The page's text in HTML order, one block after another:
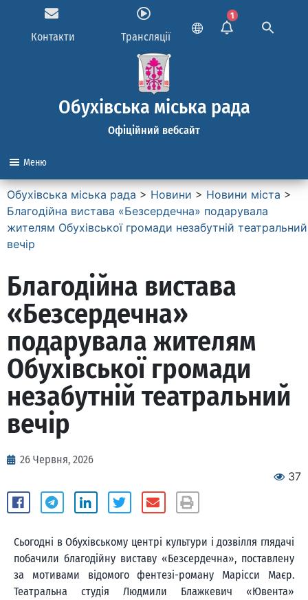
Контакти Трансляції
1
Обухівська міська рада
Офіційний вебсайт
Меню
Обухівська міська рада > Новини > Новини міста >
Благодійна вистава «Безсердечна» подарувала
жителям Обухівської громади незабутній театральний
вечір
Благодійна вистава
«Безсердечна»
подарувала жителям
Обухівської громади
незабутній театральний
вечір
26 Червня, 2026
37
Сьогодні в Обухівському центрі культури і дозвілля глядачі
побачили благодійну виставу «Безсердечна», поставлену
за мотивами відомого фентезі-роману Марісси Маєр.
Театральна студія Людмили Блажкевич «Ювента»